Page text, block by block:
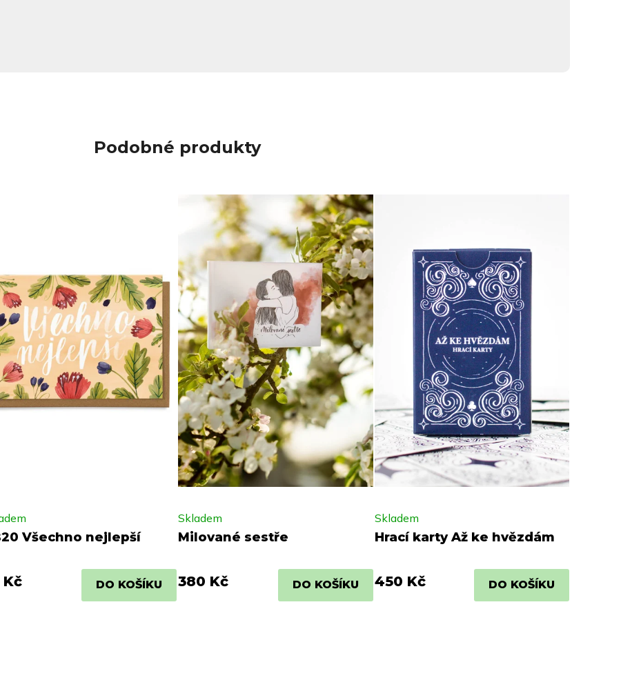
Podobné produkty
Všechno nejlepší
Kč DO KOŠÍKU
Milované sestře
Skladem
380 Kč DO KOŠÍKU
Hrací karty Až ke hvězdám
Skladem
450 Kč DO KOŠÍKU